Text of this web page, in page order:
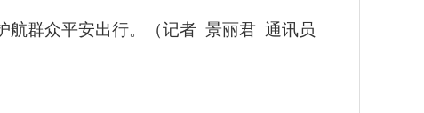
航群众平安出行。（记者 景丽君 通讯员